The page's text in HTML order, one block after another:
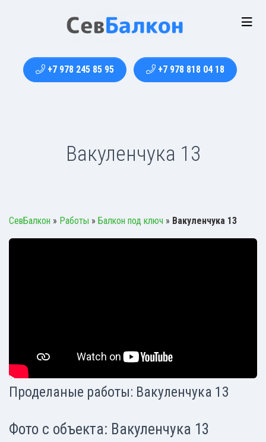
+7 978 245 85 95 +7 978 818 04 18
Вакуленчука 13
СевБалкон » Работы » Балкон под ключ » Вакуленчука 13
Проделаные работы: Вакуленчука 13
Фото с объекта: Вакуленчука 13